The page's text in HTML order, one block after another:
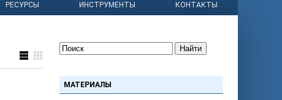
РЕСУРСЫ ИНСТРУМЕНТЫ КОНТАКТЫ
Найти
МАТЕРИАЛЫ